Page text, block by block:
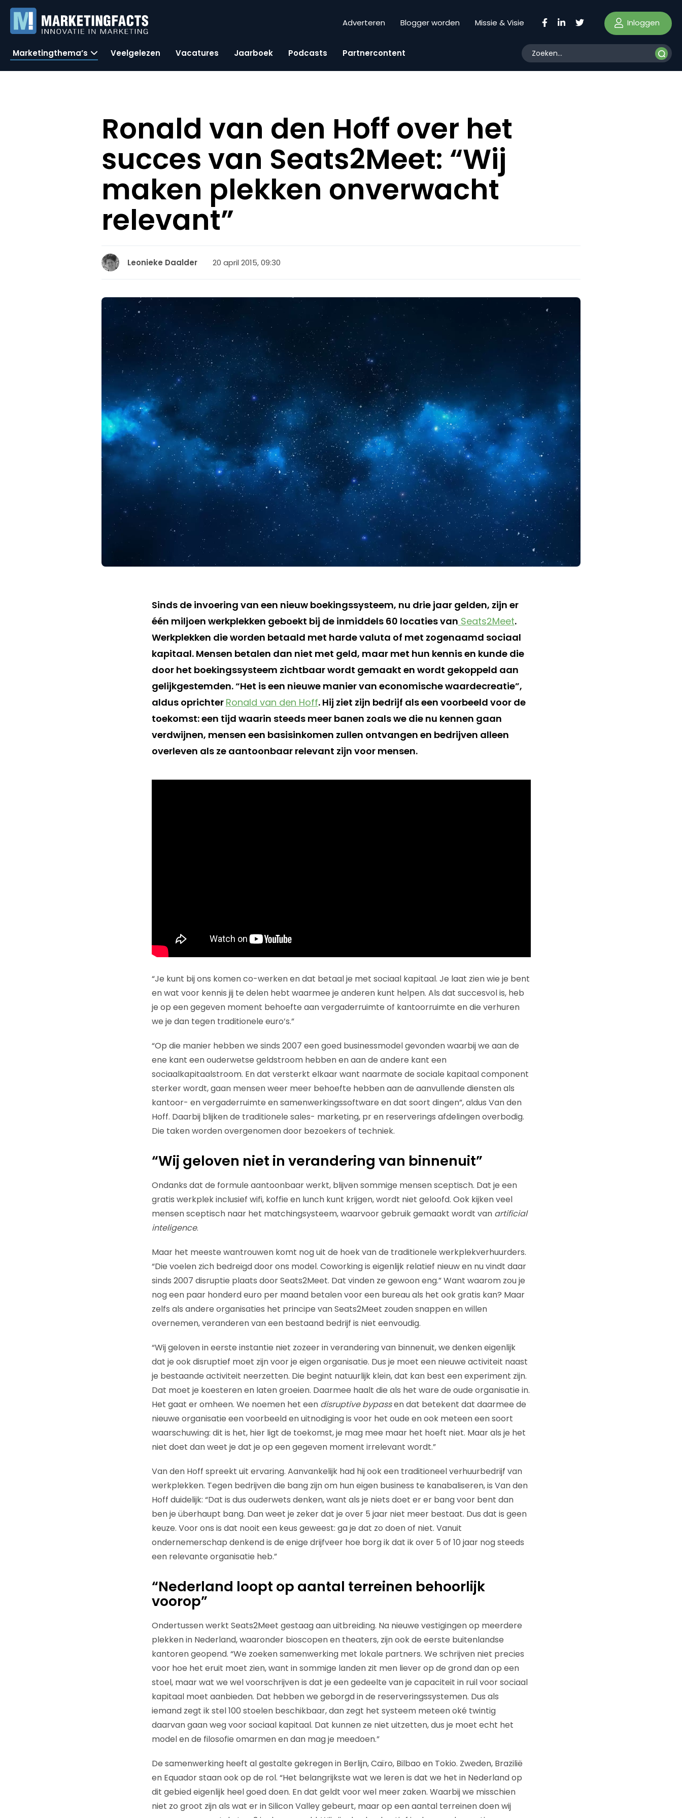
Adverteren Blogger worden Missie & Visie Inloggen
Marketingthema’s Veelgelezen Vacatures Jaarboek Podcasts Partnercontent
Ronald van den Hoff over het
succes van Seats2Meet: “Wij
maken plekken onverwacht
relevant”
Leonieke Daalder 20 april 2015, 09:30
Sinds de invoering van een nieuw boekingssysteem, nu drie jaar gelden, zijn er
één miljoen werkplekken geboekt bij de inmiddels 60 locaties van Seats2Meet.
Werkplekken die worden betaald met harde valuta of met zogenaamd sociaal
kapitaal. Mensen betalen dan niet met geld, maar met hun kennis en kunde die
door het boekingssysteem zichtbaar wordt gemaakt en wordt gekoppeld aan
gelijkgestemden. “Het is een nieuwe manier van economische waardecreatie”,
aldus oprichter Ronald van den Hoff. Hij ziet zijn bedrijf als een voorbeeld voor de
toekomst: een tijd waarin steeds meer banen zoals we die nu kennen gaan
verdwijnen, mensen een basisinkomen zullen ontvangen en bedrijven alleen
overleven als ze aantoonbaar relevant zijn voor mensen.
“Je kunt bij ons komen co-werken en dat betaal je met sociaal kapitaal. Je laat zien wie je bent
en wat voor kennis jij te delen hebt waarmee je anderen kunt helpen. Als dat succesvol is, heb
je op een gegeven moment behoefte aan vergaderruimte of kantoorruimte en die verhuren
we je dan tegen traditionele euro’s.”
“Op die manier hebben we sinds 2007 een goed businessmodel gevonden waarbij we aan de
ene kant een ouderwetse geldstroom hebben en aan de andere kant een
sociaalkapitaalstroom. En dat versterkt elkaar want naarmate de sociale kapitaal component
sterker wordt, gaan mensen weer meer behoefte hebben aan de aanvullende diensten als
kantoor- en vergaderruimte en samenwerkingssoftware en dat soort dingen”, aldus Van den
Hoff. Daarbij blijken de traditionele sales- marketing, pr en reserverings afdelingen overbodig.
Die taken worden overgenomen door bezoekers of techniek.
“Wij geloven niet in verandering van binnenuit”
Ondanks dat de formule aantoonbaar werkt, blijven sommige mensen sceptisch. Dat je een
gratis werkplek inclusief wifi, koffie en lunch kunt krijgen, wordt niet geloofd. Ook kijken veel
mensen sceptisch naar het matchingsysteem, waarvoor gebruik gemaakt wordt van artificial
inteligence.
Maar het meeste wantrouwen komt nog uit de hoek van de traditionele werkplekverhuurders.
“Die voelen zich bedreigd door ons model. Coworking is eigenlijk relatief nieuw en nu vindt daar
sinds 2007 disruptie plaats door Seats2Meet. Dat vinden ze gewoon eng.” Want waarom zou je
nog een paar honderd euro per maand betalen voor een bureau als het ook gratis kan? Maar
zelfs als andere organisaties het principe van Seats2Meet zouden snappen en willen
overnemen, veranderen van een bestaand bedrijf is niet eenvoudig.
“Wij geloven in eerste instantie niet zozeer in verandering van binnenuit, we denken eigenlijk
dat je ook disruptief moet zijn voor je eigen organisatie. Dus je moet een nieuwe activiteit naast
je bestaande activiteit neerzetten. Die begint natuurlijk klein, dat kan best een experiment zijn.
Dat moet je koesteren en laten groeien. Daarmee haalt die als het ware de oude organisatie in.
Het gaat er omheen. We noemen het een disruptive bypassen dat betekent dat daarmee de
nieuwe organisatie een voorbeeld en uitnodiging is voor het oude en ook meteen een soort
waarschuwing: dit is het, hier ligt de toekomst, je mag mee maar het hoeft niet. Maar als je het
niet doet dan weet je dat je op een gegeven moment irrelevant wordt.”
Van den Hoff spreekt uit ervaring. Aanvankelijk had hij ook een traditioneel verhuurbedrijf van
werkplekken. Tegen bedrijven die bang zijn om hun eigen business te kanabaliseren, is Van den
Hoff duidelijk: “Dat is dus ouderwets denken, want als je niets doet er er bang voor bent dan
ben je überhaupt bang. Dan weet je zeker dat je over 5 jaar niet meer bestaat. Dus dat is geen
keuze. Voor ons is dat nooit een keus geweest: ga je dat zo doen of niet. Vanuit
ondernemerschap denkend is de enige drijfveer hoe borg ik dat ik over 5 of 10 jaar nog steeds
een relevante organisatie heb.”
“Nederland loopt op aantal terreinen behoorlijk
voorop”
Ondertussen werkt Seats2Meet gestaag aan uitbreiding. Na nieuwe vestigingen op meerdere
plekken in Nederland, waaronder bioscopen en theaters, zijn ook de eerste buitenlandse
kantoren geopend. “We zoeken samenwerking met lokale partners. We schrijven niet precies
voor hoe het eruit moet zien, want in sommige landen zit men liever op de grond dan op een
stoel, maar wat we wel voorschrijven is dat je een gedeelte van je capaciteit in ruil voor sociaal
kapitaal moet aanbieden. Dat hebben we geborgd in de reserveringssystemen. Dus als
iemand zegt ik stel 100 stoelen beschikbaar, dan zegt het systeem meteen oké twintig
daarvan gaan weg voor sociaal kapitaal. Dat kunnen ze niet uitzetten, dus je moet echt het
model en de filosofie omarmen en dan mag je meedoen.”
De samenwerking heeft al gestalte gekregen in Berlijn, Caïro, Bilbao en Tokio. Zweden, Brazilië
en Equador staan ook op de rol. “Het belangrijkste wat we leren is dat we het in Nederland op
dit gebied eigenlijk heel goed doen. En dat geldt voor wel meer zaken. Waarbij we misschien
niet zo groot zijn als wat er in Silicon Valley gebeurt, maar op een aantal terreinen doen wij